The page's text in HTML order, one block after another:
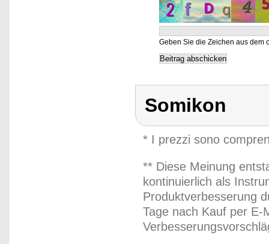
Geben Sie die Zeichen aus dem
Somikon
* I prezzi sono
** Diese Meinung
kontinuierlich als
Produktverbesserung
Tage nach Kauf per E-